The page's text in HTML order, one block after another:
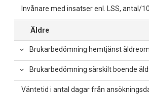
Invånare med insatser enl. LSS, antal/
Äldre
Brukarbedömning hemtjänst
Brukarbedömning särskilt boende
Väntetid i antal dagar från